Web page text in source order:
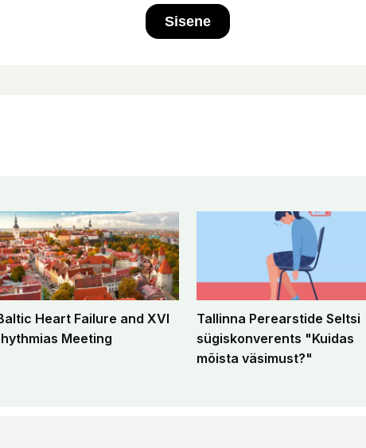
Sisene
Heart Failure and XVI
Meeting
Tallinna Perearstide Seltsi
sügiskonverents "Kuidas
mõista väsimust?"